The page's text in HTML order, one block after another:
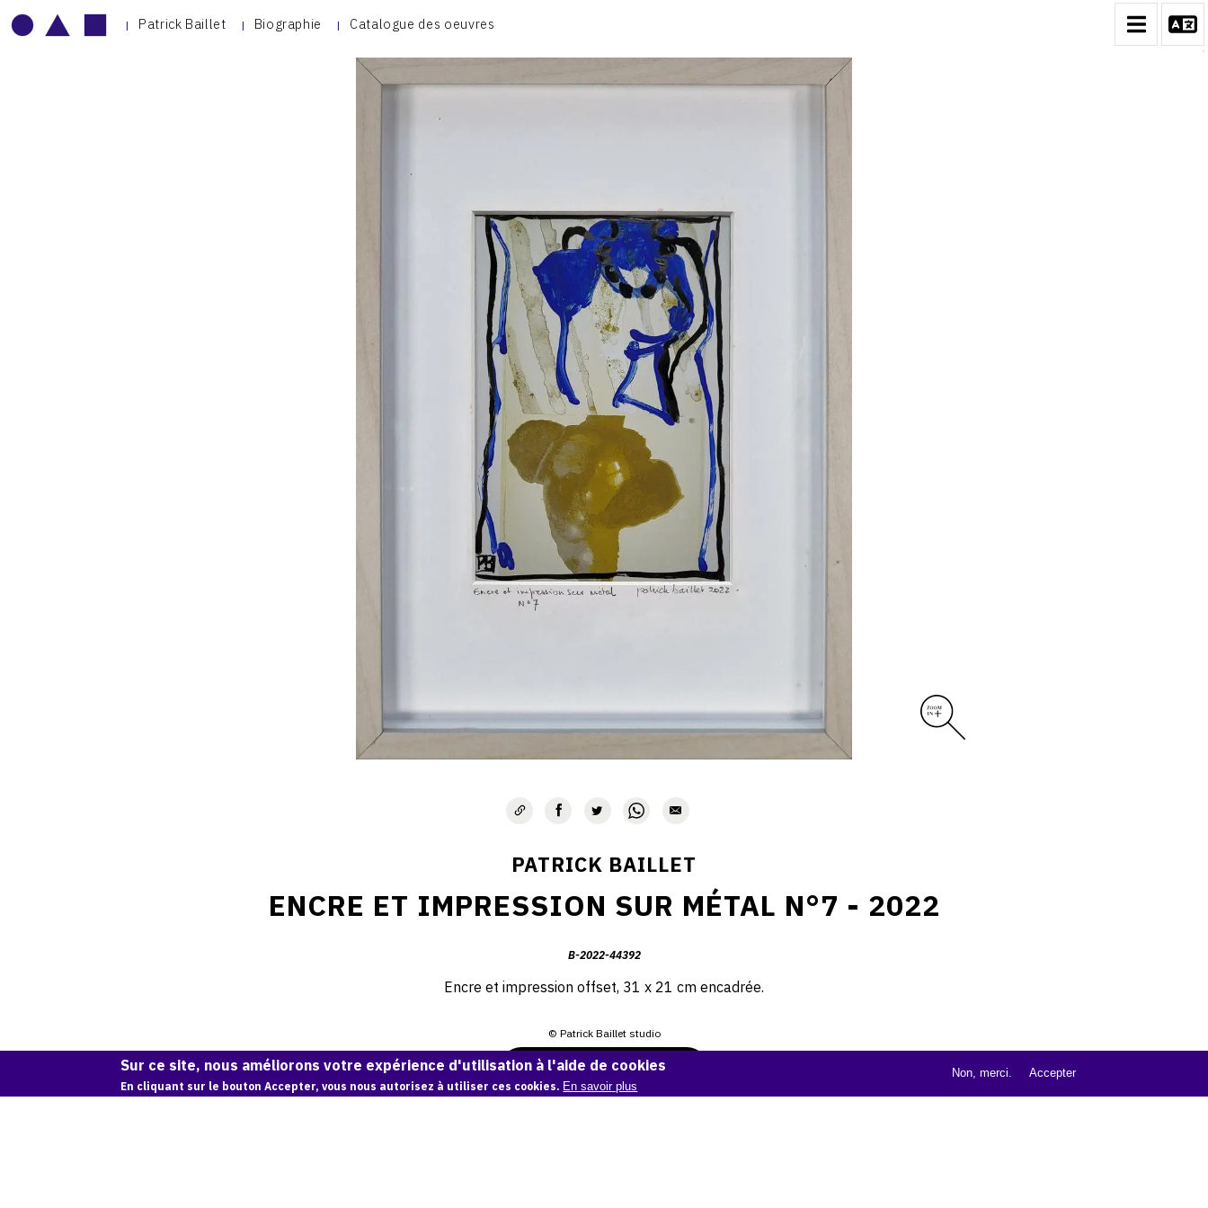
Patrick Baillet Biographie Catalogue des oeuvres
CONTACT
PATRICK BAILLET
ENCRE ET IMPRESSION SUR MÉTAL N°7 - 2022
B-2022-44392
Encre et impression offset, 31 x 21 cm encadrée.
© Patrick Baillet studio
Demande d'information
Sur ce site, nous améliorons votre expérience d'utilisation à l'aide de cookies
En cliquant sur le bouton Accepter, vous nous autorisez à utiliser ces cookies. En savoir plus
Non, merci. Accepter